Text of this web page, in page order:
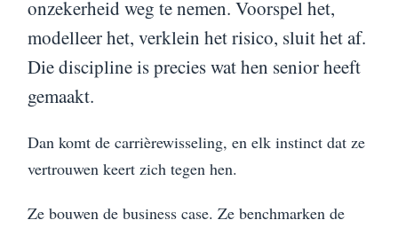
onzekerheid weg te nemen. Voorspel het,
modelleer het, verklein het risico, sluit het af.
Die discipline is precies wat hen senior heeft
gemaakt.
Dan komt de carrièrewisseling, en elk instinct dat ze
vertrouwen keert zich tegen hen.
Ze bouwen de business case. Ze benchmarken de